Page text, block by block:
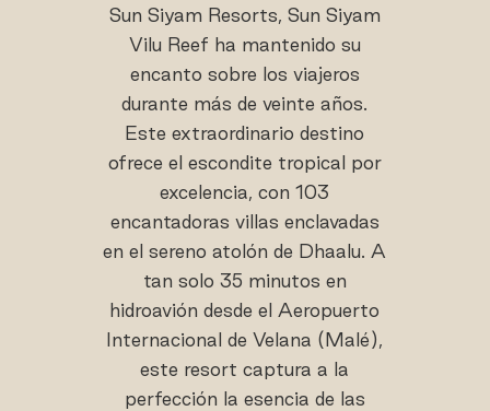
Sun Siyam Resorts, Sun Siyam
Vilu Reef ha mantenido su
encanto sobre los viajeros
durante más de veinte años.
Este extraordinario destino
ofrece el escondite tropical por
excelencia, con 103
encantadoras villas enclavadas
en el sereno atolón de Dhaalu. A
tan solo 35 minutos en
hidroavión desde el Aeropuerto
Internacional de Velana (Malé),
este resort captura a la
perfección la esencia de las